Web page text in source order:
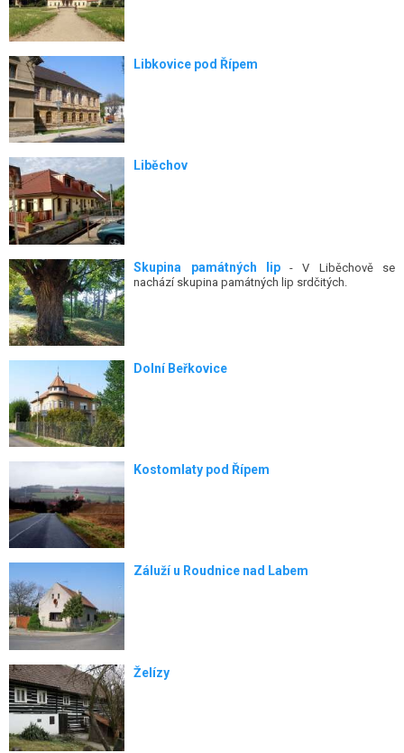
Libkovice pod Řípem
Liběchov
Skupina památných lip- V Liběchově se
nachází skupina památných lip srdčitých.
Dolní Beřkovice
Kostomlaty pod Řípem
Záluží u Roudnice nad Labem
Želízy